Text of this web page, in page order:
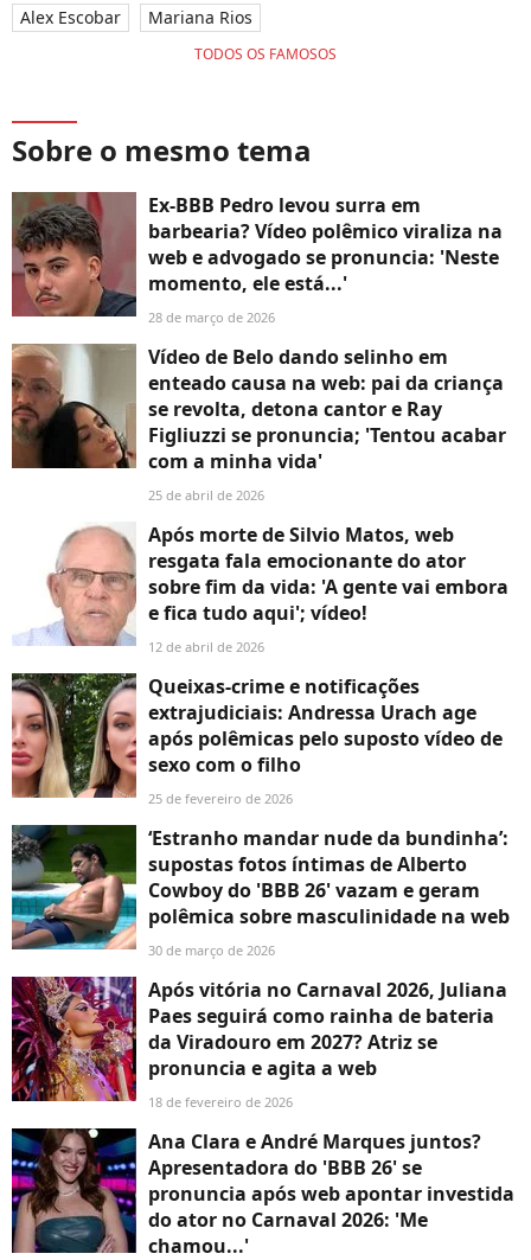
Alex Escobar
Mariana Rios
TODOS OS FAMOSOS
Sobre o mesmo tema
Ex-BBB Pedro levou surra em
barbearia? Vídeo polêmico viraliza na
web e advogado se pronuncia: 'Neste
momento, ele está...'
28 de março de 2026
Vídeo de Belo dando selinho em
enteado causa na web: pai da criança
se revolta, detona cantor e Ray
Figliuzzi se pronuncia; 'Tentou acabar
com a minha vida'
25 de abril de 2026
Após morte de Silvio Matos, web
resgata fala emocionante do ator
sobre fim da vida: 'A gente vai embora
e fica tudo aqui'; vídeo!
12 de abril de 2026
Queixas-crime e notificações
extrajudiciais: Andressa Urach age
após polêmicas pelo suposto vídeo de
sexo com o filho
25 de fevereiro de 2026
‘Estranho mandar nude da bundinha’:
supostas fotos íntimas de Alberto
Cowboy do 'BBB 26' vazam e geram
polêmica sobre masculinidade na web
30 de março de 2026
Após vitória no Carnaval 2026, Juliana
Paes seguirá como rainha de bateria
da Viradouro em 2027? Atriz se
pronuncia e agita a web
18 de fevereiro de 2026
Ana Clara e André Marques juntos?
Apresentadora do 'BBB 26' se
pronuncia após web apontar investida
do ator no Carnaval 2026: 'Me
chamou...'